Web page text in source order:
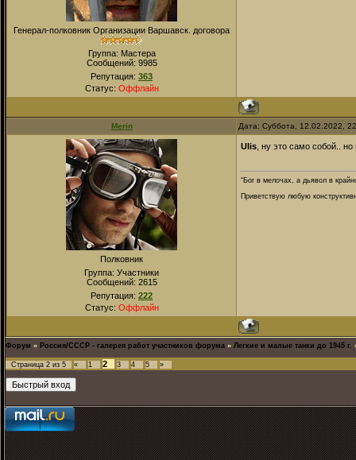
Генерал-полковник Организации Варшавск. договора
Группа: Мастера
Сообщений: 9985
Репутация: 363
Статус: Оффлайн
Merin Дата: Суббота, 12.02.2022,
Полковник
Группа: Участники
Сообщений: 2615
Репутация: 222
Статус: Оффлайн
Ulis , ну это само собой..
“Бог в мелочах, а дьявол в
Приветствую любую
Форум » Россия/СССР - галерея работ участников форума » Легкие и малые танки до 1945 г.
Страница 2 из 5 « 1 2 3 4 5 »